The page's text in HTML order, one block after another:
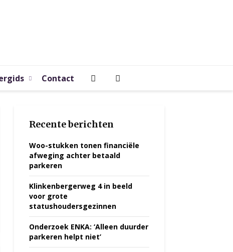
Contact
Recente berichten
Woo-stukken tonen financiële
afweging achter betaald
parkeren
Klinkenbergerweg 4 in beeld
voor grote
statushoudersgezinnen
Onderzoek ENKA: ‘Alleen duurder
parkeren helpt niet’